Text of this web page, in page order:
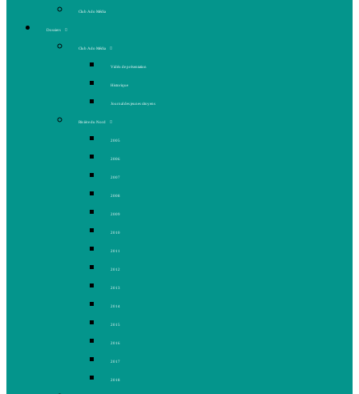
Club Ado Média
Dossiers
Club Ado Média
Vidéo de présentation
Historique
Journal des jeunes citoyens
Rivière du Nord
2005
2006
2007
2008
2009
2010
2011
2012
2013
2014
2015
2016
2017
2018